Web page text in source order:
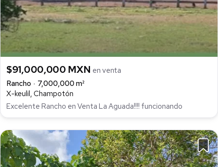
$91,000,000 MXN en venta
Rancho
7,000,000 m²
X-keulil, Champotón
Excelente Rancho en Venta La Aguada!!!! funcionando